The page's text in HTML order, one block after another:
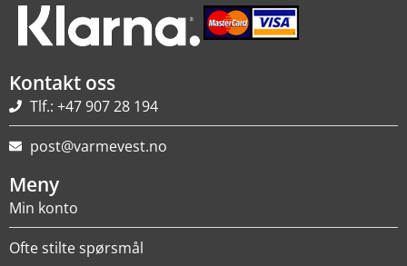
Kontakt oss
Tlf.: +47 907 28 194
post@varmevest.no
Meny
Min konto
Ofte stilte spørsmål